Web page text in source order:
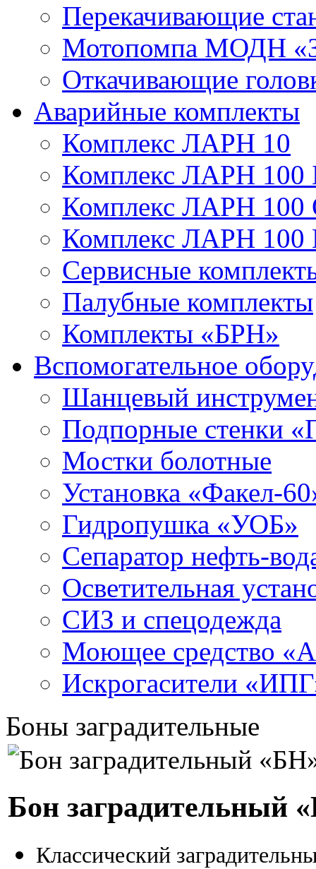
Перекачивающие
Мотопомпа МОДН
Откачивающие
Аварийные комплекты
Комплекс ЛАРН 10
Комплекс ЛАРН 100
Комплекс ЛАРН 100
Комплекс ЛАРН 100
Сервисные
Палубные комплекты
Комплекты «БРН»
Вспомогательное
Шанцевый
Подпорные стенки
Мостки болотные
Установка «Факел-
Гидропушка «УОБ»
Сепаратор нефть-
Осветительная
СИЗ и спецодежда
Моющее средство
Искрогасители
Боны заградительные
Бон заградительный
Классический